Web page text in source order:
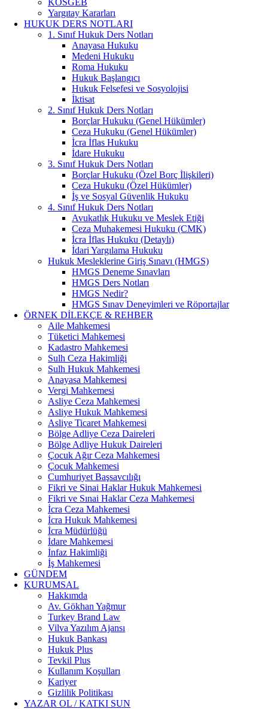
KOSGEB
Yargıtay Kararları
HUKUK DERS NOTLARI
1. Sınıf Hukuk Ders Notları
Anayasa Hukuku
Medeni Hukuku
Roma Hukuku
Hukuk Başlangıcı
Hukuk Felsefesi ve Sosyolojisi
İktisat
2. Sınıf Hukuk Ders Notları
Borçlar Hukuku (Genel Hükümler)
Ceza Hukuku (Genel Hükümler)
İcra İflas Hukuku
İdare Hukuku
3. Sınıf Hukuk Ders Notları
Borçlar Hukuku (Özel Borç İlişkileri)
Ceza Hukuku (Özel Hükümler)
İş ve Sosyal Güvenlik Hukuku
4. Sınıf Hukuk Ders Notları
Avukatlık Hukuku ve Meslek Etiği
Ceza Muhakemesi Hukuku (CMK)
İcra İflas Hukuku (Detaylı)
İdari Yargılama Hukuku
Hukuk Mesleklerine Giriş Sınavı (HMGS)
HMGS Deneme Sınavları
HMGS Ders Notları
HMGS Nedir?
HMGS Sınav Deneyimleri ve Röportajlar
ÖRNEK DILEKÇE & REHBER
Aile Mahkemesi
Tüketici Mahkemesi
Kadastro Mahkemesi
Sulh Ceza Hakimliği
Sulh Hukuk Mahkemesi
Anayasa Mahkemesi
Vergi Mahkemesi
Asliye Ceza Mahkemesi
Asliye Hukuk Mahkemesi
Asliye Ticaret Mahkemesi
Bölge Adliye Ceza Daireleri
Bölge Adliye Hukuk Daireleri
Çocuk Ağır Ceza Mahkemesi
Çocuk Mahkemesi
Cumhuriyet Başsavcılığı
Fikri ve Sinai Haklar Hukuk Mahkemesi
Fikri ve Sınai Haklar Ceza Mahkemesi
İcra Ceza Mahkemesi
İcra Hukuk Mahkemesi
İcra Müdürlüğü
İdare Mahkemesi
İnfaz Hakimliği
İş Mahkemesi
GÜNDEM
KURUMSAL
Hakkımda
Av. Gökhan Yağmur
Turkey Brand Law
Vilva Yazılım Ajansı
Hukuk Bankası
Hukuk Plus
Tevkil Plus
Kullanım Koşulları
Kariyer
Gizlilik Politikası
YAZAR OL / KATKI SUN